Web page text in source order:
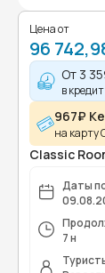
Цена от
96
От 3
в
967₽
на карту
Classic
Даты
7 н